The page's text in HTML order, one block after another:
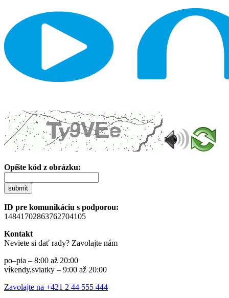
Opíšte kód z obrázku:
submit
ID pre komunikáciu s podporou:
14841702863762704105
Kontakt
Neviete si dať rady? Zavolajte nám
po–pia – 8:00 až 20:00
víkendy,sviatky – 9:00 až 20:00
Zavolajte na +421 2 44 555 444